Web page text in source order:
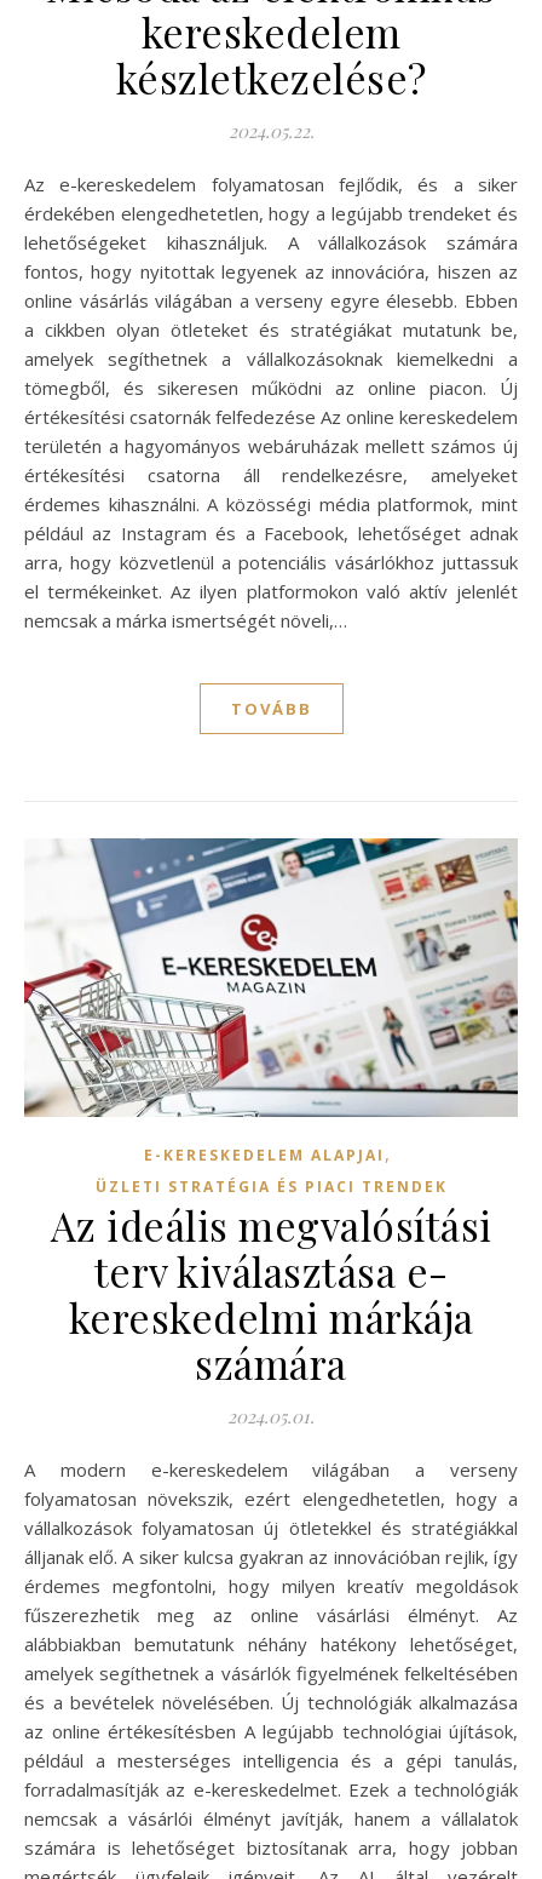
kereskedelem
készletkezelése?
2024.05.22.
Az e-kereskedelem folyamatosan fejlődik, és a siker
érdekében elengedhetetlen, hogy a legújabb trendeket és
lehetőségeket kihasználjuk. A vállalkozások számára
fontos, hogy nyitottak legyenek az innovációra, hiszen az
online vásárlás világában a verseny egyre élesebb. Ebben
a cikkben olyan ötleteket és stratégiákat mutatunk be,
amelyek segíthetnek a vállalkozásoknak kiemelkedni a
tömegből, és sikeresen működni az online piacon. Új
értékesítési csatornák felfedezése Az online kereskedelem
területén a hagyományos webáruházak mellett számos új
értékesítési csatorna áll rendelkezésre, amelyeket
érdemes kihasználni. A közösségi média platformok, mint
például az Instagram és a Facebook, lehetőséget adnak
arra, hogy közvetlenül a potenciális vásárlókhoz juttassuk
el termékeinket. Az ilyen platformokon való aktív jelenlét
nemcsak a márka ismertségét növeli,…
TOVÁBB
E-KERESKEDELEM ALAPJAI ,
ÜZLETI STRATÉGIA ÉS PIACI TRENDEK
Az ideális megvalósítási
terv kiválasztása e-
kereskedelmi márkája
számára
2024.05.01.
A modern e-kereskedelem világában a verseny
folyamatosan növekszik, ezért elengedhetetlen, hogy a
vállalkozások folyamatosan új ötletekkel és stratégiákkal
álljanak elő. A siker kulcsa gyakran az innovációban rejlik, így
érdemes megfontolni, hogy milyen kreatív megoldások
fűszerezhetik meg az online vásárlási élményt. Az
alábbiakban bemutatunk néhány hatékony lehetőséget,
amelyek segíthetnek a vásárlók figyelmének felkeltésében
és a bevételek növelésében. Új technológiák alkalmazása
az online értékesítésben A legújabb technológiai újítások,
például a mesterséges intelligencia és a gépi tanulás,
forradalmasítják az e-kereskedelmet. Ezek a technológiák
nemcsak a vásárlói élményt javítják, hanem a vállalatok
számára is lehetőséget biztosítanak arra, hogy jobban